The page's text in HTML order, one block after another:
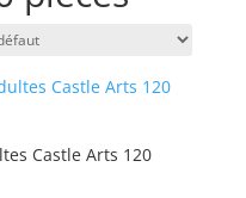
Castle Arts 120